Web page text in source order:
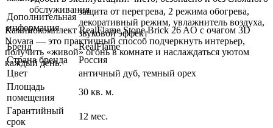
обслуживания
Каминокомплект RealFlame Stone Brick 26 AO с очагом 3D
Novara — это практичный способ подчеркнуть интерьер,
получить «живой» огонь в комнате и наслаждаться уютом
каждый день.
Дополнительная
информация
защита от перегрева, 2 режима обогрева,
декоративный режим, увлажнитель воздуха,
звуковой эффект
Бренд
RealFlame
Страна бренда
Россия
Цвет
античный дуб, темный орех
Площадь
помещения
30 кв. м.
Гарантийный
срок
12 мес.